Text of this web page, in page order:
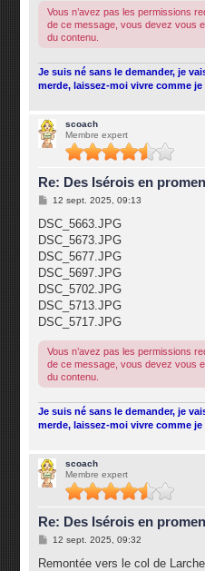
Vous n’avez pas les permissions
de ce message, vous devez vous
du contenu.
Je suis né sans le demander, je
merde, laissez-moi vivre comme je
scoach
Membre expert
Re: Des Isérois en
M
s
a
g
12 sept. 2025, 09:13
DSC_5663.JPG
DSC_5673.JPG
DSC_5677.JPG
DSC_5697.JPG
DSC_5702.JPG
DSC_5713.JPG
DSC_5717.JPG
Vous n’avez pas les permissions
de ce message, vous devez vous
du contenu.
Je suis né sans le demander, je
merde, laissez-moi vivre comme je
scoach
Membre expert
Re: Des Isérois en
M
s
12 sept. 2025, 09:32
Remontée vers le col de